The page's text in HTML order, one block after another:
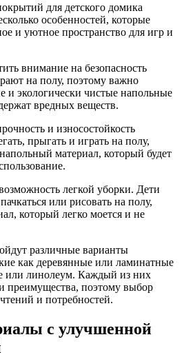
для детского домика
особенностей, которые
и уютное пространство для игр и
внимание на безопасность
на полу, поэтому важно
и экологически чистые напольные
вредных веществ.
и износостойкость
прыгать и играть на полу,
материал, который будет
легкой уборки. Дети
или рисовать на полу,
который легко моется и не
различные варианты
как деревянные или ламинатные
или линолеум. Каждый из них
преимущества, поэтому выбор
и потребностей.
с улучшенной